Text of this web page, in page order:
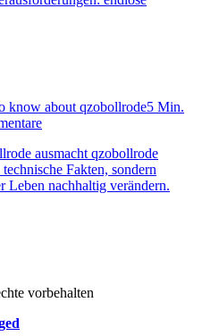
5 Min.
ausmacht qzobollrode
Fakten, sondern
Leben nachhaltig verändern.
vorbehalten